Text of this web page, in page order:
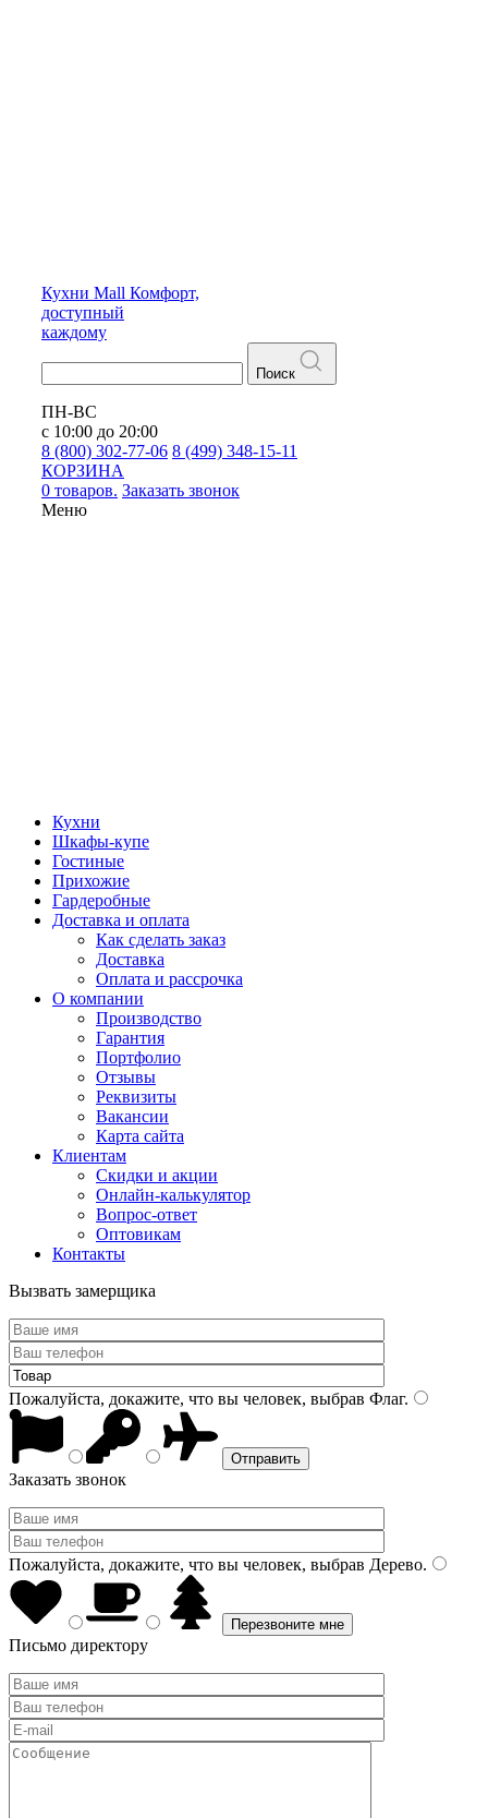
Кухни Mall Комфорт,
доступный
каждому
Поиск
ПН-ВС
с 10:00 до 20:00
8 (800) 302-77-06 8 (499) 348-15-11
КОРЗИНА
0 товаров. Заказать звонок
Меню
Кухни
Шкафы-купе
Гостиные
Прихожие
Гардеробные
Доставка и оплата
Как сделать заказ
Доставка
Оплата и рассрочка
О компании
Производство
Гарантия
Портфолио
Отзывы
Реквизиты
Вакансии
Карта сайта
Клиентам
Скидки и акции
Онлайн-калькулятор
Вопрос-ответ
Оптовикам
Контакты
Вызвать замерщика
Пожалуйста, докажите, что вы человек, выбрав Флаг.
Заказать звонок
Пожалуйста, докажите, что вы человек, выбрав Дерево.
Письмо директору